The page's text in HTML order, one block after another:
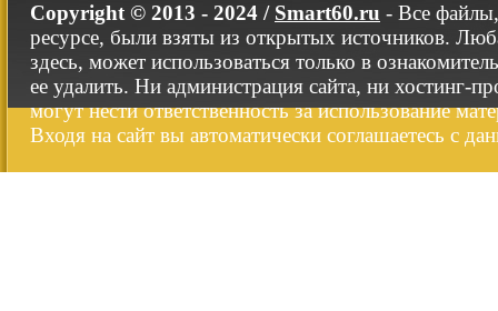
Copyright © 2013 - 2024 / Smart60.ru - Все
ресурсе, были взяты из открытых источников.
здесь, может использоваться только в
ее удалить. Ни администрация сайта, ни хостинг-
могут нести ответственность за использование
Входя на сайт вы автоматически соглашаетесь с